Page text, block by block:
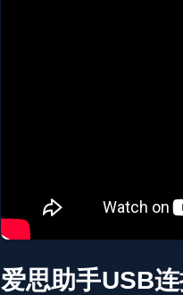
爱思助手USB